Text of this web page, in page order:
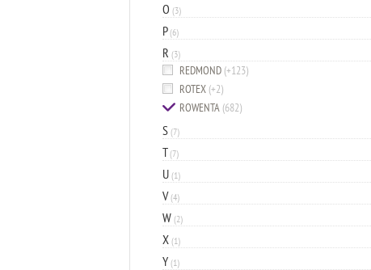
O (3)
P(6)
R (3)
REDMOND (+123)
ROTEX (+2)
ROWENTA (682)
S (7)
T(7)
U (1)
V(4)
W (2)
X (1)
Y (1)